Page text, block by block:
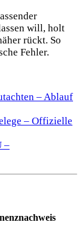
will, holt
rückt. So
Fehler.
– Ablauf
– Offizielle
–